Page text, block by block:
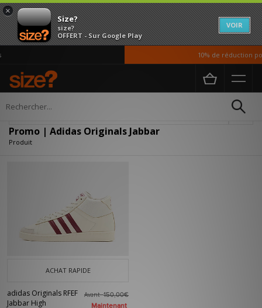
×
Size?
size?
OFFERT - Sur Google Play
VOIR
10% de réduction
Accueil Promo | Adidas Originals Jabbar
Promo | Adidas Originals Jabbar
Produit
ACHAT RAPIDE
adidas Originals RFEF
Jabbar High
Avant150,00€
Maintenant